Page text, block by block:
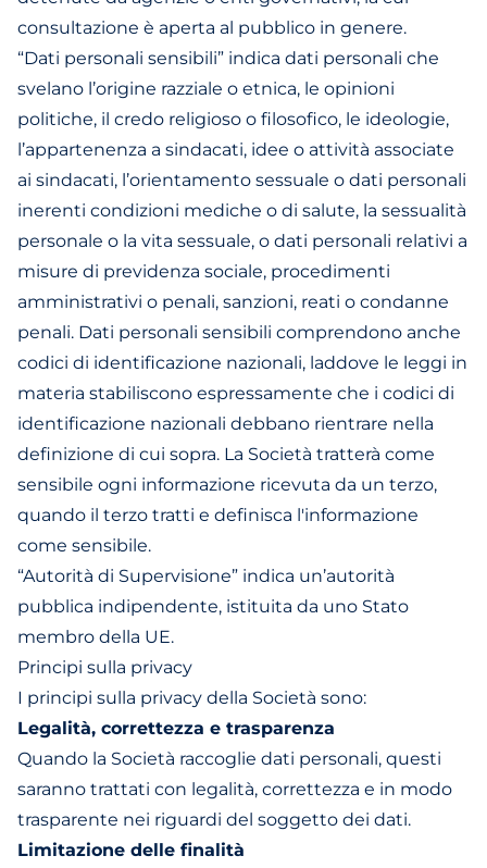
consultazione è aperta al pubblico in genere.
“Dati personali sensibili” indica dati personali che
svelano l’origine razziale o etnica, le opinioni
politiche, il credo religioso o filosofico, le ideologie,
l’appartenenza a sindacati, idee o attività associate
ai sindacati, l’orientamento sessuale o dati personali
inerenti condizioni mediche o di salute, la sessualità
personale o la vita sessuale, o dati personali relativi a
misure di previdenza sociale, procedimenti
amministrativi o penali, sanzioni, reati o condanne
penali. Dati personali sensibili comprendono anche
codici di identificazione nazionali, laddove le leggi in
materia stabiliscono espressamente che i codici di
identificazione nazionali debbano rientrare nella
definizione di cui sopra. La Società tratterà come
sensibile ogni informazione ricevuta da un terzo,
quando il terzo tratti e definisca l'informazione
come sensibile.
“Autorità di Supervisione” indica un’autorità
pubblica indipendente, istituita da uno Stato
membro della UE.
Principi sulla privacy
I principi sulla privacy della Società sono:
Legalità, correttezza e trasparenza
Quando la Società raccoglie dati personali, questi
saranno trattati con legalità, correttezza e in modo
trasparente nei riguardi del soggetto dei dati.
Limitazione delle finalità